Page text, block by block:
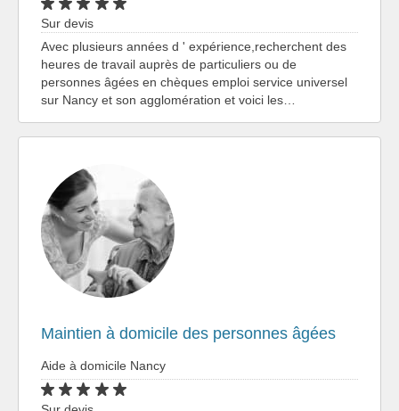
Sur devis
Avec plusieurs années d ' expérience,recherchent des
heures de travail auprès de particuliers ou de
personnes âgées en chèques emploi service universel
sur Nancy et son agglomération et voici les…
Maintien à domicile des personnes âgées
Aide à domicile Nancy